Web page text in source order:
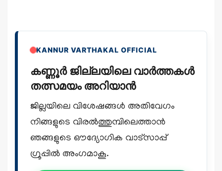
KANNUR VARTHAKAL OFFICIAL
കണ്ണൂർ ജില്ലയിലെ വാർത്തകൾ
തത്സമയം അറിയാൻ
ജില്ലയിലെ വിശേഷങ്ങൾ അതിവേഗം
നിങ്ങളുടെ വിരൽത്തുമ്പിലെത്താൻ
ഞങ്ങളുടെ ഔദ്യോഗിക വാട്സാപ്പ്
ഗ്രൂപ്പിൽ അംഗമാകൂ.